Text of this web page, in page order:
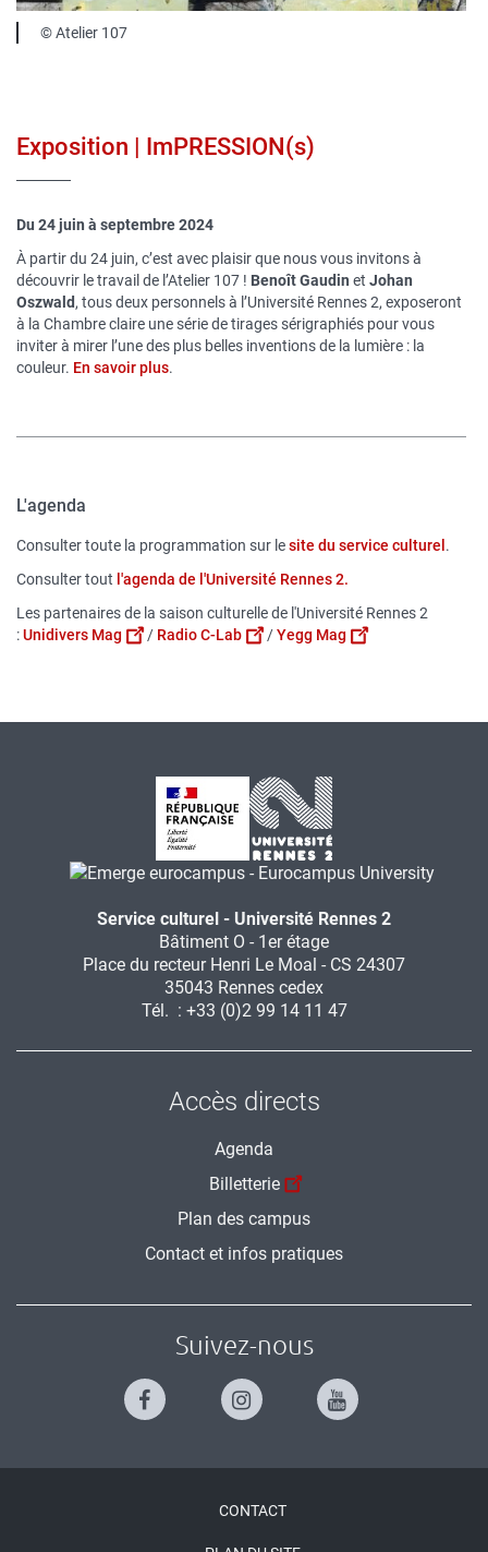
Légende
© Atelier 107
Exposition | ImPRESSION(s)
Du 24 juin à septembre 2024
À partir du 24 juin, c’est avec plaisir que nous vous invitons à
découvrir le travail de l’Atelier 107 ! Benoît Gaudin et Johan
Oszwald, tous deux personnels à l’Université Rennes 2, exposeront
à la Chambre claire une série de tirages sérigraphiés pour vous
inviter à mirer l’une des plus belles inventions de la lumière : la
couleur. En savoir plus.
L'agenda
Consulter toute la programmation sur lesite du service culturel .
Consulter tout l'agenda de l'Université Rennes 2.
Les partenaires de la saison culturelle de l'Université Rennes 2
:Unidivers Mag / Radio C-Lab /Yegg Mag
Service culturel - Université Rennes 2
Bâtiment O - 1er étage
Place du recteur Henri Le Moal - CS 24307
35043 Rennes cedex
Tél. : +33 (0)2 99 14 11 47
Accès directs
Agenda
Billetterie
Plan des campus
Contact et infos pratiques
Suivez-nous
CONTACT